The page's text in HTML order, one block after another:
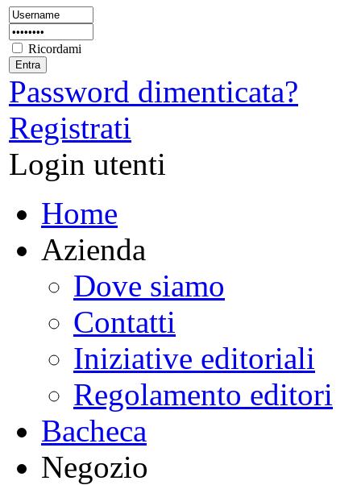
Ricordami
Password dimenticata?
Registrati
Login utenti
Home
Azienda
Dove siamo
Contatti
Iniziative editoriali
Regolamento editori
Bacheca
Negozio